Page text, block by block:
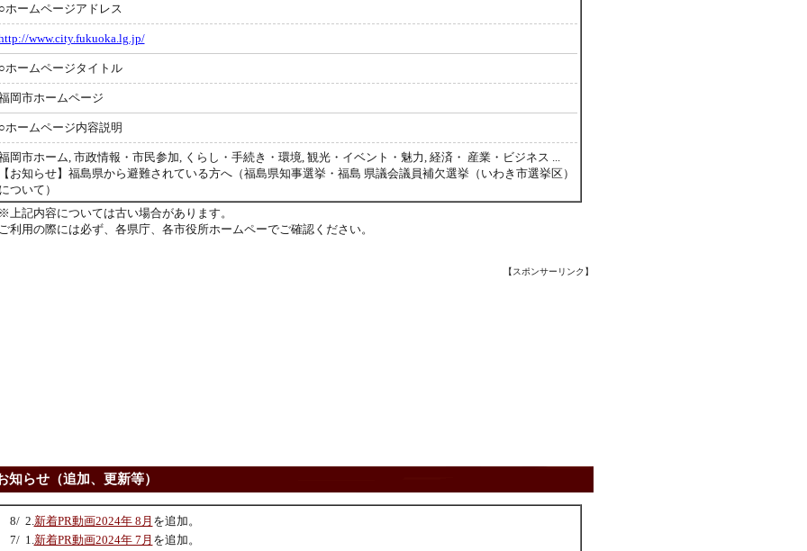
ホームページアドレス
www.city.fukuoka.lg.jp/
ホームページタイトル
岡市ホームページ
ホームページ内容説明
岡市ホーム, 市政情報・市民参加, くらし・手続き・環境, 観光・イベント・魅力, 経済・ 産業・ビジネス ...
お知らせ】福島県から避難されている方へ（福島県知事選挙・福島 県議会議員補欠選挙（いわき市選挙区）
ついて）
上記内容については古い場合があります。
利用の際には必ず、各県庁、各市役所ホームペーでご確認ください。
【スポンサーリンク】
らせ（追加、更新等）
8/ 2.新着PR動画2024年 8月 を追加。
7/ 1.新着PR動画2024年 7月 を追加。